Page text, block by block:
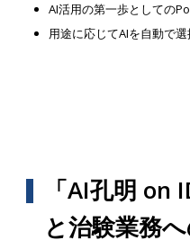
AI活用の第一歩としての
用途に応じてAIを自動で選
「AI孔明 on
と治験業務